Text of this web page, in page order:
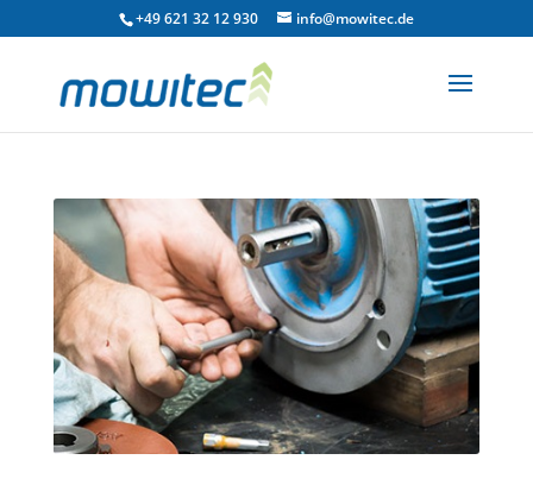
+49 621 32 12 930 info@mowitec.de